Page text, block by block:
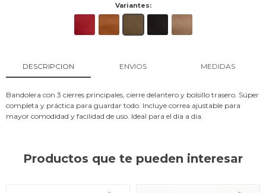
Variantes:
DESCRIPCION ENVIOS MEDIDAS
Bandolera con 3 cierres principales, cierre delantero y bolsillo trasero. Súper
completa y práctica para guardar todo. Incluye correa ajustable para
mayor comodidad y facilidad de uso. Ideal para el día a día.
Productos que te pueden interesar